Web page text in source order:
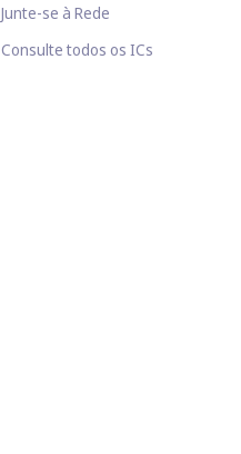
Junte-se à Rede
Consulte todos os ICs